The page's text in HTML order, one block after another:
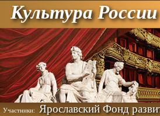
Культура России
Участники: Ярославский Фонд